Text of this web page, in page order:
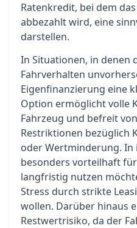
Ratenkredit, bei dem
abbezahlt wird, eine
darstellen.
In Situationen, in denen
Fahrverhalten
Eigenfinanzierung eine
Option ermöglicht volle
Fahrzeug und befreit
Restriktionen bezüglich
oder Wertminderung.
besonders vorteilhaft
langfristig nutzen
Stress durch strikte
wollen. Darüber hinaus
Restwertrisiko, da der